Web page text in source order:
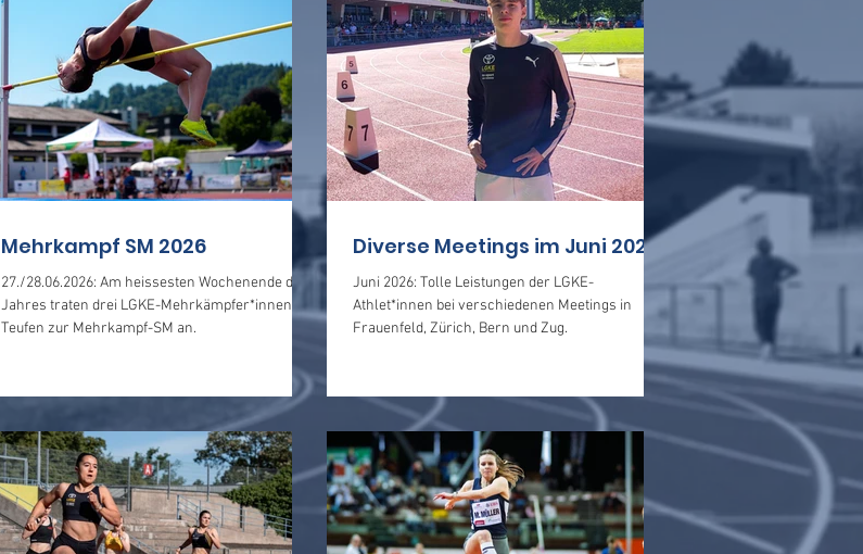
Mehrkampf SM 2026
27./28.06.2026: Am heissesten Wochenende des
Jahres traten drei LGKE-Mehrkämpfer*innen in
Teufen zur Mehrkampf-SM an.
Diverse Meetings im Juni 2026
Juni 2026: Tolle Leistungen der LGKE-
Athlet*innen bei verschiedenen Meetings in
Frauenfeld, Zürich, Bern und Zug.